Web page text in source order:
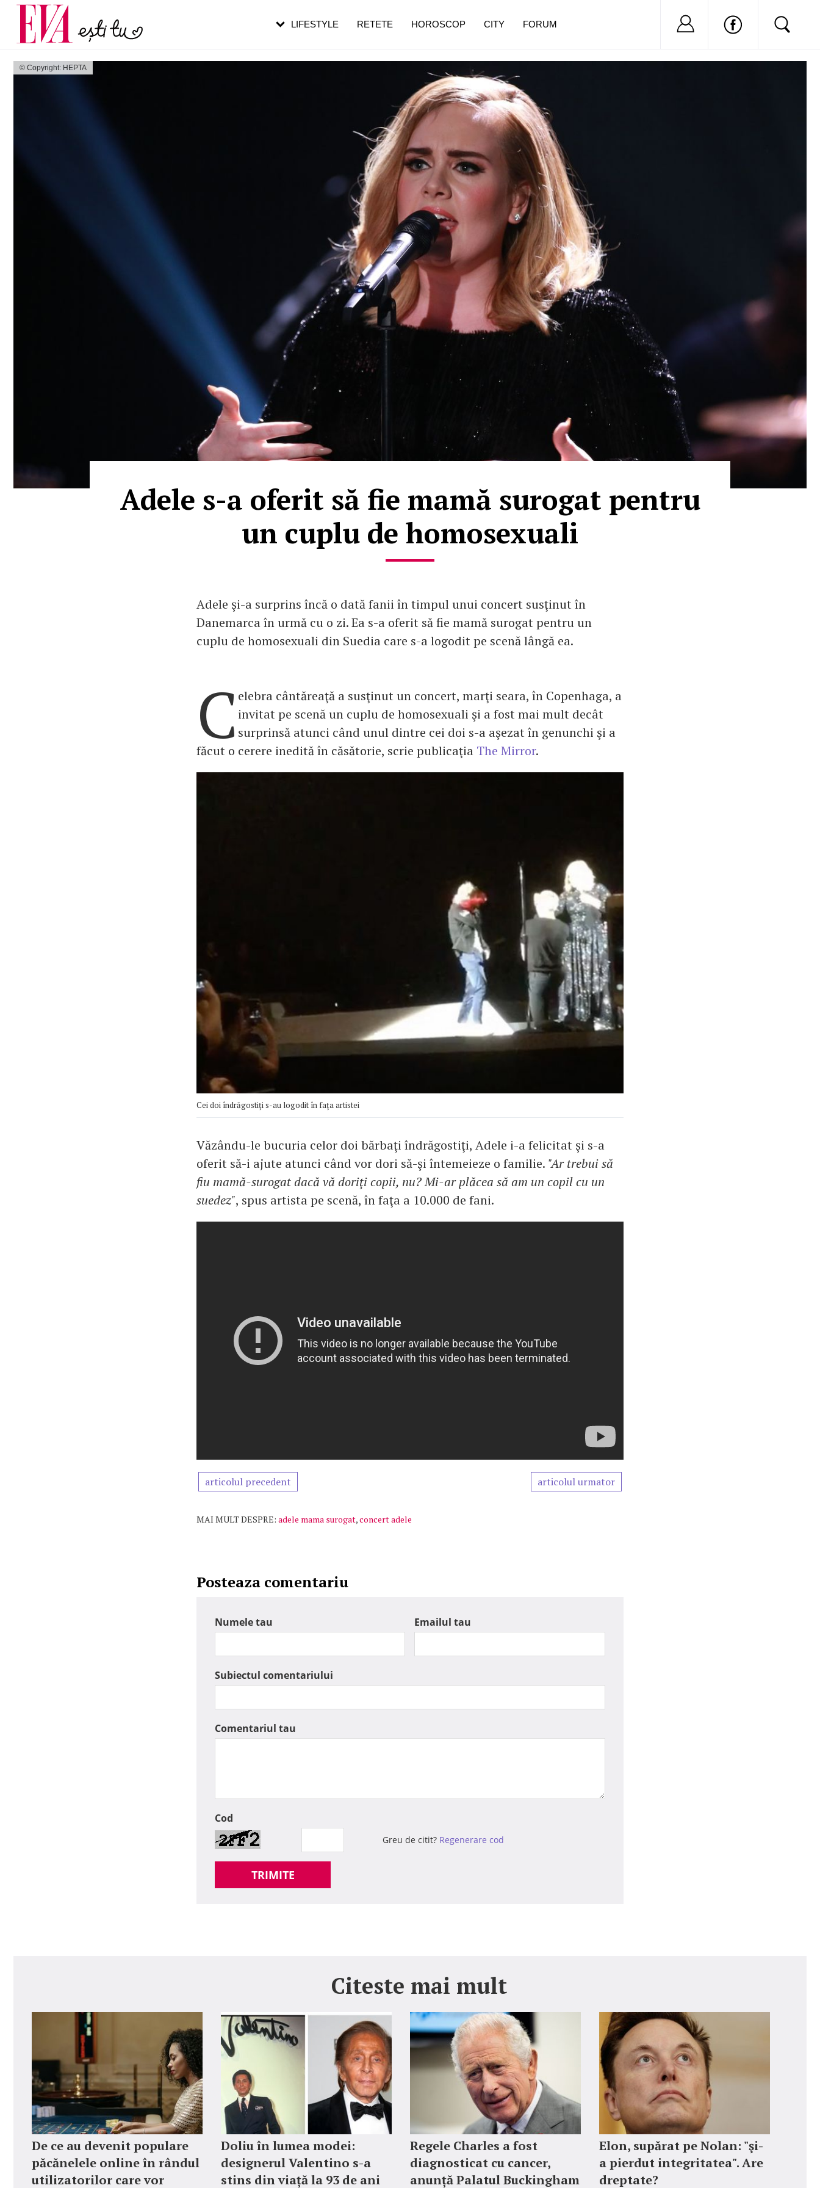
© Copyright: HEPTA
Adele s-a oferit să fie mamă surogat pentru
un cuplu de homosexuali
Adele şi-a surprins încă o dată fanii în timpul unui concert susţinut în
Danemarca în urmă cu o zi. Ea s-a oferit să fie mamă surogat pentru un
cuplu de homosexuali din Suedia care s-a logodit pe scenă lângă ea.
C elebra cântăreaţă a susţinut un concert, marţi seara, în Copenhaga, a
invitat pe scenă un cuplu de homosexuali şi a fost mai mult decât
surprinsă atunci când unul dintre cei doi s-a aşezat în genunchi şi a
făcut o cerere inedită în căsătorie, scrie publicaţia The Mirror.
Cei doi îndrăgostiţi s-au logodit în faţa artistei
Văzându-le bucuria celor doi bărbaţi îndrăgostiţi, Adele i-a felicitat şi s-a
oferit să-i ajute atunci când vor dori să-şi întemeieze o familie. "Ar trebui să
fiu mamă-surogat dacă vă doriţi copii, nu? Mi-ar plăcea să am un copil cu un
suedez", spus artista pe scenă, în faţa a 10.000 de fani.
articolul precedent articolul urmator
MAI MULT DESPRE: adele mama surogat,concert adele
Posteaza comentariu
Numele tau Emailul tau
Subiectul comentariului
Comentariul tau
Cod
Greu de citit? Regenerare cod
TRIMITE
Citeste mai mult
De ce au devenit populare
păcănelele online în rândul
utilizatorilor care vor
Doliu în lumea modei:
designerul Valentino s-a
stins din viață la 93 de ani
Regele Charles a fost
diagnosticat cu cancer,
anunță Palatul Buckingham
Elon, supărat pe Nolan: "şi-
a pierdut integritatea". Are
dreptate?
LIFESTYLE RETETE HOROSCOP CITY FORUM Nu ai cont?
Carieră
Actualitate
pe măsură ce înaintezi în vârstă
de dureroasă este investigația